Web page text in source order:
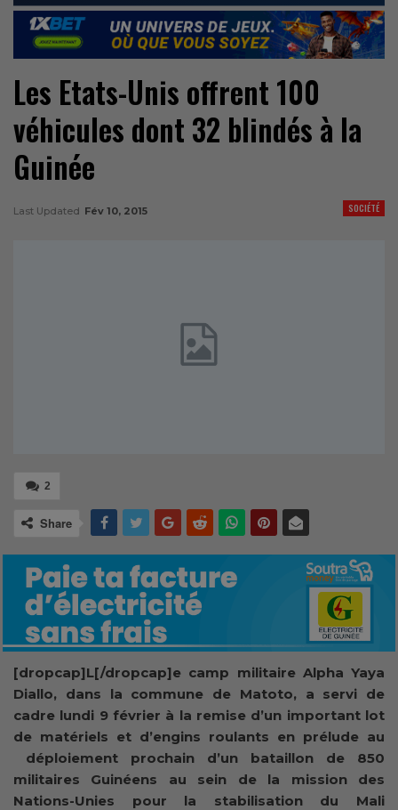
Les Etats-Unis offrent 100
véhicules dont 32 blindés à la
Guinée
SOCIÉTÉ
Last Updated Fév 10, 2015
2
Share
[dropcap]L[/dropcap]e camp militaire Alpha Yaya
Diallo, dans la commune de Matoto, a servi de
cadre lundi 9 février à la remise d’un important lot
de matériels et d’engins roulants en prélude au
déploiement prochain d’un bataillon de 850
militaires Guinéens au sein de la mission des
Nations-Unies pour la stabilisation du Mali